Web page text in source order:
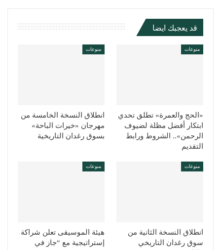
قد يعجبك ايضا
منوعات
«الحج والعمرة» تطلق تحدي
ابتكار أفضل مظلة لضيوف
الرحمن».. الشروط ورابط
التقديم
منوعات
انطلاق النسخة الخامسة من
مهرجان «خيرات الباحة»
بسوق رغدان التاريخية
منوعات
انطلاق النسخة الثانية من
سوق رغدان التاريخي
منوعات
هيئة الموسيقى تعلن شراكة
إستراتيجية مع “جاز في